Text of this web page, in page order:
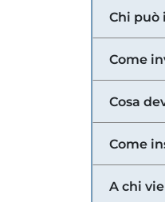
Chi può
Come
Cosa
Come
A chi